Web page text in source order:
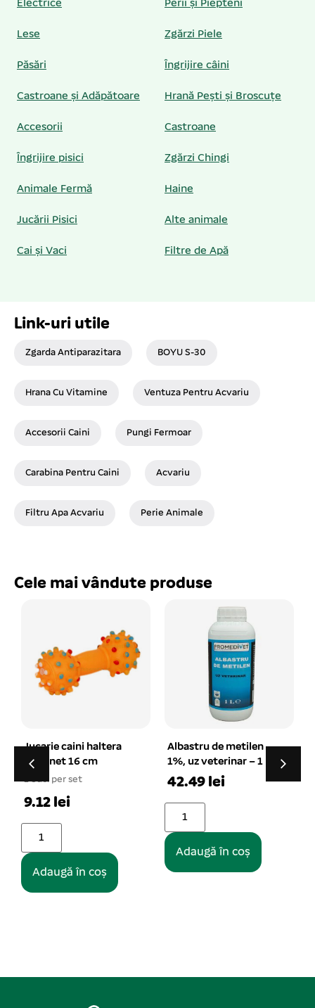
Electrice Perii și Piepteni
Lese Zgărzi Piele
Păsări Îngrijire câini
Castroane și Adăpătoare Hrană Pești și Broscuțe
Accesorii Castroane
Îngrijire pisici Zgărzi Chingi
Animale Fermă Haine
Jucării Pisici Alte animale
Cai și Vaci Filtre de Apă
Link-uri utile
Zgarda Antiparazitara BOYU S-30
Hrana Cu Vitamine Ventuza Pentru Acvariu
Accesorii Caini Pungi Fermoar
Carabina Pentru Caini Acvariu
Filtru Apa Acvariu Perie Animale
Cele mai vândute produse
Albastru de metilen
1%, uz veterinar – 1 L
42.49 lei
Adaugă în coș
Culcus tip IGLOO
captusit 43*43*44
size XL